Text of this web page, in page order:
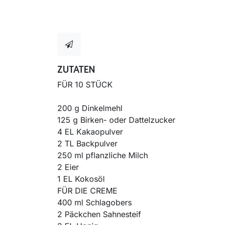
ZUTATEN
FÜR 10 STÜCK
200 g Dinkelmehl
125 g Birken- oder Dattelzucker
4 EL Kakaopulver
2 TL Backpulver
250 ml pflanzliche Milch
2 Eier
1 EL Kokosöl
FÜR DIE CREME
400 ml Schlagobers
2 Päckchen Sahnesteif